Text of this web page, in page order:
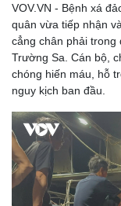
VOV.VN - Bệnh xá
quân vừa tiếp nhận
cẳng chân phải
Trường Sa. Cán bộ,
chóng hiến máu, hỗ
nguy kịch ban đầu.